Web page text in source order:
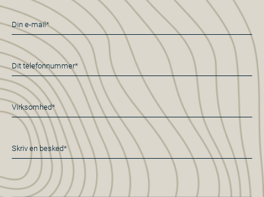
E-
mail
*
Telefon
*
Virksomhed*
*
Besked
*